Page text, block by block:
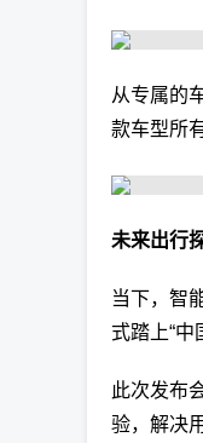
从专属的
款车型所
未来出行
当下，智
式踏上“中
此次发布
验，解决